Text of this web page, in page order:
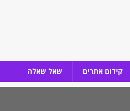
קידום אתרים שאל שאלה